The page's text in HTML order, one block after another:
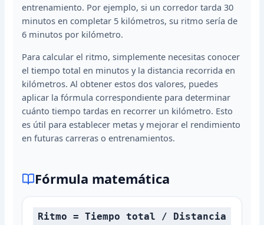
entrenamiento. Por ejemplo, si un corredor tarda 30
minutos en completar 5 kilómetros, su ritmo sería de
6 minutos por kilómetro.
Para calcular el ritmo, simplemente necesitas conocer
el tiempo total en minutos y la distancia recorrida en
kilómetros. Al obtener estos dos valores, puedes
aplicar la fórmula correspondiente para determinar
cuánto tiempo tardas en recorrer un kilómetro. Esto
es útil para establecer metas y mejorar el rendimiento
en futuras carreras o entrenamientos.
Fórmula matemática
Ritmo = Tiempo total / Distancia